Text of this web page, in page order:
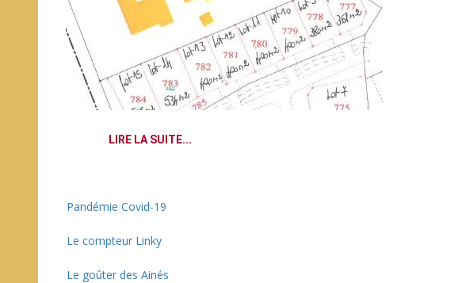
LIRE LA SUITE...
Pandémie Covid-19
Le compteur Linky
Le goûter des Ainés